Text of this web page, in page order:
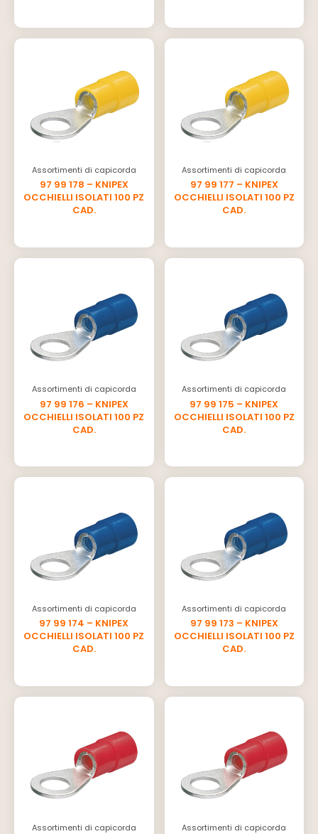
Assortimenti di capicorda
97 99 178 – KNIPEX
OCCHIELLI ISOLATI 100 PZ
CAD.
Assortimenti di capicorda
97 99 177 – KNIPEX
OCCHIELLI ISOLATI 100 PZ
CAD.
Assortimenti di capicorda
97 99 176 – KNIPEX
OCCHIELLI ISOLATI 100 PZ
CAD.
Assortimenti di capicorda
97 99 175 – KNIPEX
OCCHIELLI ISOLATI 100 PZ
CAD.
Assortimenti di capicorda
97 99 174 – KNIPEX
OCCHIELLI ISOLATI 100 PZ
CAD.
Assortimenti di capicorda
97 99 173 – KNIPEX
OCCHIELLI ISOLATI 100 PZ
CAD.
Assortimenti di capicorda Assortimenti di capicorda